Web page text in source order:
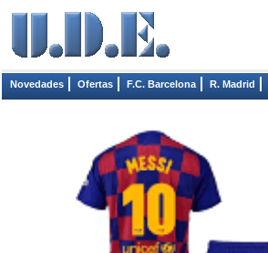
Novedades Ofertas F.C. Barcelona R. Madrid